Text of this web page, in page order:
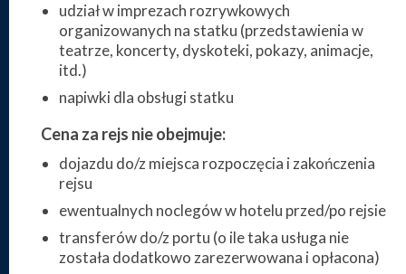
udział w imprezach rozrywkowych
organizowanych na statku (przedstawienia w
teatrze, koncerty, dyskoteki, pokazy, animacje,
itd.)
napiwki dla obsługi statku
Cena za rejs nie obejmuje:
dojazdu do/z miejsca rozpoczęcia i zakończenia
rejsu
ewentualnych noclegów w hotelu przed/po rejsie
transferów do/z portu (o ile taka usługa nie
została dodatkowo zarezerwowana i opłacona)